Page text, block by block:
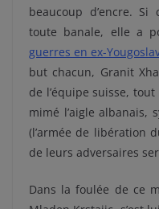
beaucoup d’encre.
toute banale, elle a
guerres en ex-
but chacun, Granit
de l’équipe suisse,
mimé l’aigle albanais,
(l’armée de libération
de leurs adversaires
Dans la foulée de ce